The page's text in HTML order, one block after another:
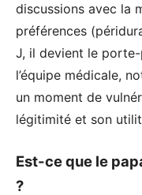
discussions avec la
préférences
J, il devient le
l’équipe médicale,
un moment de
légitimité et son
Est-ce que le
?